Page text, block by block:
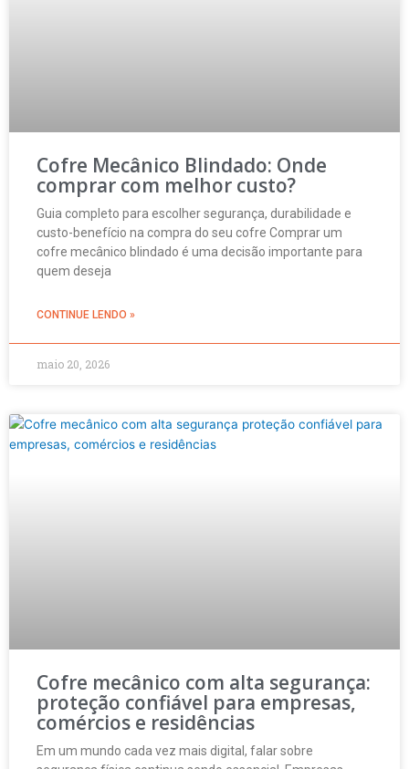
Cofre Mecânico Blindado: Onde
comprar com melhor custo?
Guia completo para escolher segurança, durabilidade e
custo-benefício na compra do seu cofre Comprar um
cofre mecânico blindado é uma decisão importante para
quem deseja
CONTINUE LENDO »
maio 20, 2026
Cofre mecânico com alta segurança:
proteção confiável para empresas,
comércios e residências
Em um mundo cada vez mais digital, falar sobre